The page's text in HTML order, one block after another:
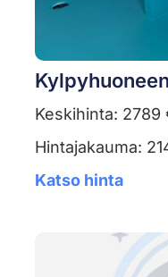
Keskihinta: 2789
Hintajakauma:
Katso hinta